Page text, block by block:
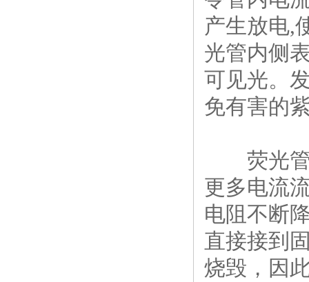
产生放电,
光管内侧
可见光。
免有害的
荧光管
更多电流
电阻不断
直接接到
烧毁，因